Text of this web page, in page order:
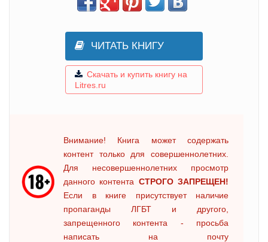
ЧИТАТЬ КНИГУ
Скачать и купить книгу на
Litres.ru
Внимание! Книга может содержать
контент только для совершеннолетних.
Для несовершеннолетних просмотр
данного контента СТРОГО ЗАПРЕЩЕН!
Если в книге присутствует наличие
пропаганды ЛГБТ и другого,
запрещенного контента - просьба
написать на почту